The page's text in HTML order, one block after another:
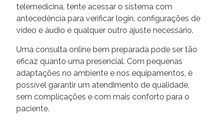
telemedicina, tente acessar o sistema com
antecedência para verificar login, configurações de
vídeo e áudio e qualquer outro ajuste necessário.
Uma consulta online bem preparada pode ser tão
eficaz quanto uma presencial. Com pequenas
adaptações no ambiente e nos equipamentos, é
possível garantir um atendimento de qualidade,
sem complicações e com mais conforto para o
paciente.